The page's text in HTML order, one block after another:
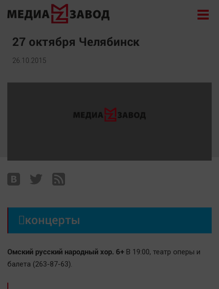
Новости
Курилка
Поиск
Политика
27 октября Челябинск
26.10.2015
концерты
Омский русский народный хор. 6+ В 19:00, театр оперы и
балета (263-87-63).